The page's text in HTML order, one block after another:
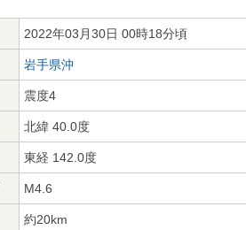
2022年03月30日 00時18分頃
岩手県沖
震度4
北緯 40.0度
東経 142.0度
M4.6
約20km